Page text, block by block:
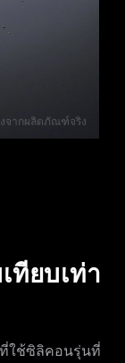
จากผลิตภัณฑ์จริง
ทียบเท่า
ใช้ซิลิคอนรุ่นที่